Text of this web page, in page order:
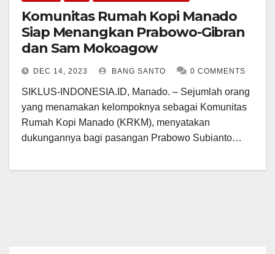
Komunitas Rumah Kopi Manado
Siap Menangkan Prabowo-Gibran
dan Sam Mokoagow
DEC 14, 2023 BANG SANTO 0 COMMENTS
SIKLUS-INDONESIA.ID, Manado. – Sejumlah orang
yang menamakan kelompoknya sebagai Komunitas
Rumah Kopi Manado (KRKM), menyatakan
dukungannya bagi pasangan Prabowo Subianto…